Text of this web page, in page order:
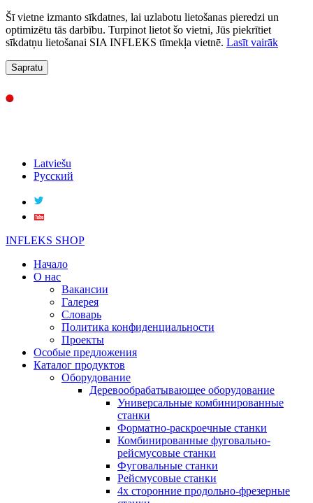
Šī vietne izmanto sīkdatnes, lai uzlabotu lietošanas pieredzi un
optimizētu tās darbību. Turpinot lietot šo vietni, Jūs piekrītiet
sīkdatņu lietošanai SIA INFLEKS tīmekļa vietnē. Lasīt vairāk
Sapratu
Latviešu
Русский
INFLEKS SHOP
Начало
О нас
Вакансии
Галерея
Словарь
Политика конфиденциальности
Проекты
Особые предложения
Каталог продуктов
Оборудование
Деревообрабатывающее оборудование
Универсальные комбинированные
станки
Форматно-раскроечные станки
Комбинированные фуговально-
рейсмусовые станки
Фуговальные станки
Рейсмусовые станки
4х сторонние продольно-фрезерные